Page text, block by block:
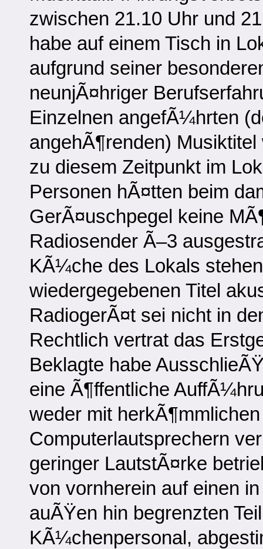
zwischen 21.10 Uhr und
habe auf einem Tisch in
aufgrund seiner
neunjÃ¤hriger
Einzelnen angefÃ¼hrten
angehÃ¶renden)
zu diesem Zeitpunkt im
Personen hÃ¤tten beim
GerÃ¤uschpegel keine
Radiosender Ã–3
KÃ¼che des Lokals
wiedergegebenen Titel
RadiogerÃ¤t sei nicht in
Rechtlich vertrat das
Beklagte habe
eine Ã¶ffentliche
weder mit
Computerlautsprechern
geringer LautstÃ¤rke
von vornherein auf einen
auÃŸen hin begrenzten
KÃ¼chenpersonal,